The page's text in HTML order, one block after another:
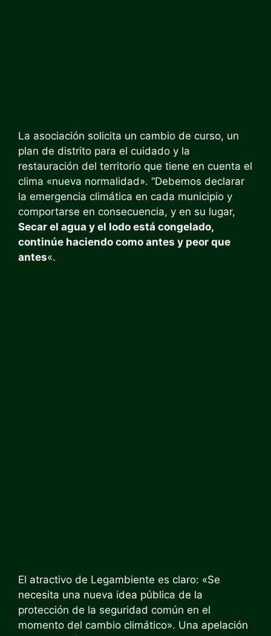
La asociación solicita un cambio de curso, un
plan de distrito para el cuidado y la
restauración del territorio que tiene en cuenta el
clima «nueva normalidad». “Debemos declarar
la emergencia climática en cada municipio y
comportarse en consecuencia, y en su lugar,
Secar el agua y el lodo está congelado,
continúe haciendo como antes y peor que
antes«.
El atractivo de Legambiente es claro: «Se
necesita una nueva idea pública de la
protección de la seguridad común en el
momento del cambio climático». Una apelación